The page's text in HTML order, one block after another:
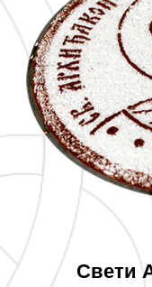
Свети